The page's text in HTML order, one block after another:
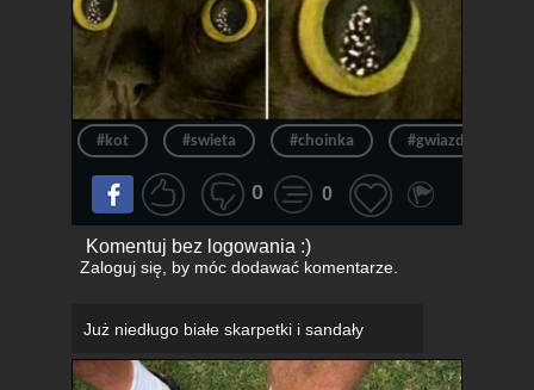
#kot #swieta #choinka #gwiazdka
0 0
Komentuj bez logowania :)
Zaloguj się, by móc dodawać komentarze.
Już niedługo białe skarpetki i sandały